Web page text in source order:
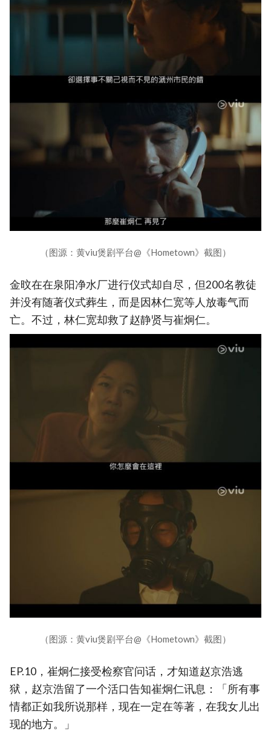
（图源：黄viu煲剧平台@《Hometown》截图）
金旼在在泉阳净水厂进行仪式却自尽，但200名教徒
并没有随著仪式葬生，而是因林仁宽等人放毒气而
亡。不过，林仁宽却救了赵静贤与崔炯仁。
（图源：黄viu煲剧平台@《Hometown》截图）
EP.10，崔炯仁接受检察官问话，才知道赵京浩逃
狱，赵京浩留了一个活口告知崔炯仁讯息：「所有事
情都正如我所说那样，现在一定在等著，在我女儿出
现的地方。」